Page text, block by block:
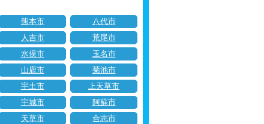
熊本市
八代市
人吉市
荒尾市
水俣市
玉名市
山鹿市
菊池市
宇土市
上天草市
宇城市
阿蘇市
天草市
合志市